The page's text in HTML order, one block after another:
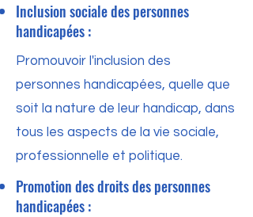
Inclusion sociale des personnes
handicapées :
Promouvoir l'inclusion des
personnes handicapées, quelle que
soit la nature de leur handicap, dans
tous les aspects de la vie sociale,
professionnelle et politique.
Promotion des droits des personnes
handicapées :